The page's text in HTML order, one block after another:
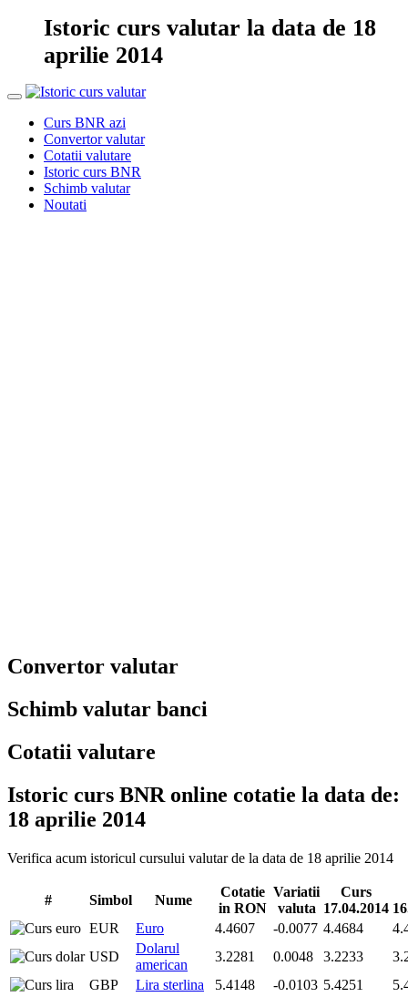
Istoric curs valutar la data de 18
aprilie 2014
Curs BNR azi
Convertor valutar
Cotatii valutare
Istoric curs BNR
Schimb valutar
Noutati
Convertor valutar
Schimb valutar banci
Cotatii valutare
Istoric curs BNR online cotatie la data de:
18 aprilie 2014
Verifica acum istoricul cursului valutar de la data de 18 aprilie 2014
# Simbol Nume
Cotatie
in RON
Variatii
valuta
Curs
17.04.2014
EUR
Euro 4.4607 -0.0077 4.4684
USD
Dolarul
american
3.2281 0.0048 3.2233
GBP
Lira sterlina 5.4148 -0.0103 5.4251